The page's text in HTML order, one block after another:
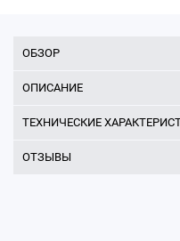
ОБЗОР
ОПИСАНИЕ
ТЕХНИЧЕСКИЕ
ОТЗЫВЫ